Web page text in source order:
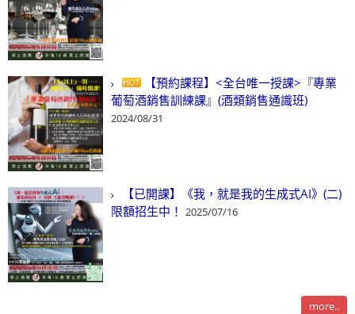
【預約課程】<全台唯一授課>『專業
葡萄酒銷售訓練課』(酒類銷售通識班)
2024/08/31
【已開課】《我，就是我的生成式AI》(二)
限額招生中！ 2025/07/16
more..